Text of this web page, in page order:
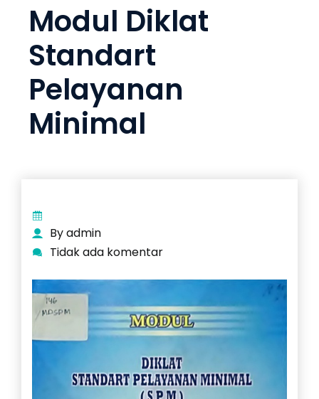
Modul Diklat
Standart
Pelayanan
Minimal
By admin
Tidak ada komentar